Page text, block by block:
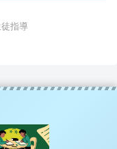
指導